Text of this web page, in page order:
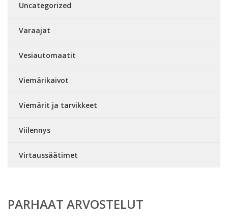
Uncategorized
Varaajat
Vesiautomaatit
Viemärikaivot
Viemärit ja tarvikkeet
Viilennys
Virtaussäätimet
PARHAAT ARVOSTELUT